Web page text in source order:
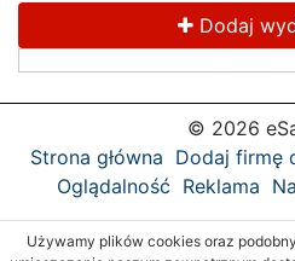
Dodaj
© 2026
Strona główna Dodaj firmę
Oglądalność Reklama
Używamy plików cookies oraz